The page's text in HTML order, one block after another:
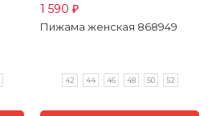
1 590 ₽
Пижама женская 868949
42 44 46 48 50 52